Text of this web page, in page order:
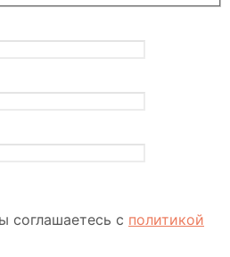
соглашаетесь с политикой